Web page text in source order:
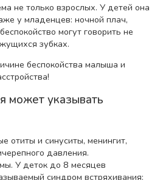
не только взрослых. У детей она
у младенцев: ночной плач,
могут говорить не
зубках.
беспокойства малыша и
может указывать
отиты и синуситы, менингит,
давления.
У деток до 8 месяцев
синдром встряхивания: